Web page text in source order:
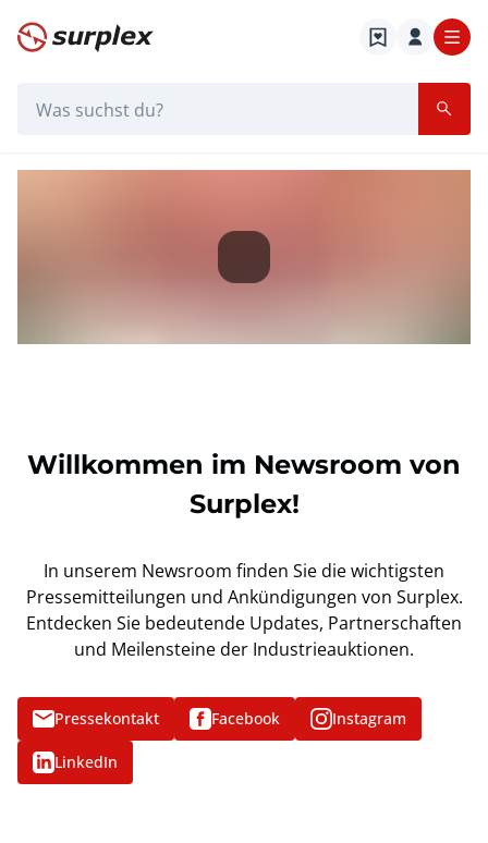
Startseite
Startseite
Newsroom
Willkommen im Newsroom von
Surplex!
In unserem Newsroom finden Sie die wichtigsten
Pressemitteilungen und Ankündigungen von Surplex.
Entdecken Sie bedeutende Updates, Partnerschaften
und Meilensteine der Industrieauktionen.
Pressekontakt Facebook Instagram
LinkedIn